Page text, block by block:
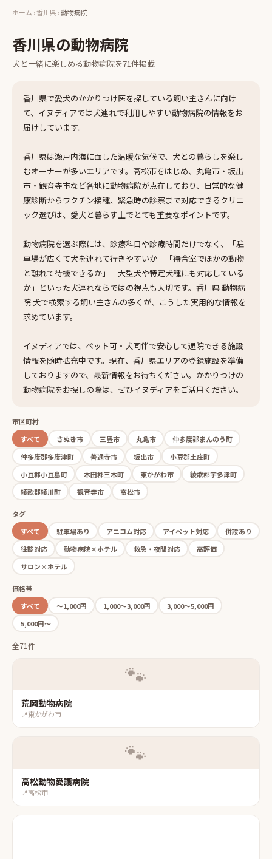
ホーム ›香川県›動物病院
香川県の動物病院
犬と一緒に楽しめる動物病院を71件掲載
香川県で愛犬のかかりつけ医を探している飼い主さんに向け
て、イヌディアでは犬連れで利用しやすい動物病院の情報をお
届けしています。
香川県は瀬戸内海に面した温暖な気候で、犬との暮らしを楽し
むオーナーが多いエリアです。高松市をはじめ、丸亀市・坂出
市・観音寺市など各地に動物病院が点在しており、日常的な健
康診断からワクチン接種、緊急時の診察まで対応できるクリニ
ック選びは、愛犬と暮らす上でとても重要なポイントです。
動物病院を選ぶ際には、診療科目や診療時間だけでなく、「駐
車場が広くて犬を連れて行きやすいか」「待合室でほかの動物
と離れて待機できるか」「大型犬や特定犬種にも対応している
か」といった犬連れならではの視点も大切です。香川県 動物病
院 犬で検索する飼い主さんの多くが、こうした実用的な情報を
求めています。
イヌディアでは、ペット可・犬同伴で安心して通院できる施設
情報を随時拡充中です。現在、香川県エリアの登録施設を準備
しておりますので、最新情報をお待ちください。かかりつけの
動物病院をお探しの際は、ぜひイヌディアをご活用ください。
市区町村
すべて
さぬき市 三豊市 丸亀市
仲多度郡まんのう町
仲多度郡多度津町
善通寺市 坂出市
小豆郡土庄町
小豆郡小豆島町
木田郡三木町 東かがわ市
綾歌郡宇多津町
綾歌郡綾川町
観音寺市 高松市
タグ
すべて
駐車場あり アニコム対応 アイペット対応
併設あり
往診対応
動物病院×ホテル 救急・夜間対応
高評価
サロン×ホテル
価格帯
すべて
〜1,000円 1,000〜3,000円
3,000〜5,000円
5,000円〜
全71件
🐾
荒岡動物病院
📍東かがわ市
🐾
高松動物愛護病院
📍高松市